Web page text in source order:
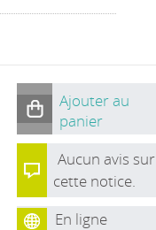
Ajouter au
panier
Aucun avis sur
cette notice.
En ligne